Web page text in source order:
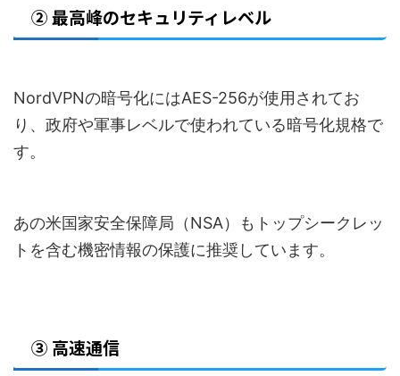
② 最高峰のセキュリティレベル
NordVPNの暗号化にはAES-256が使用されてお
り、政府や軍事レベルで使われている暗号化規格で
す。
あの米国家安全保障局（NSA）もトップシークレッ
トを含む機密情報の保護に推奨しています。
③ 高速通信